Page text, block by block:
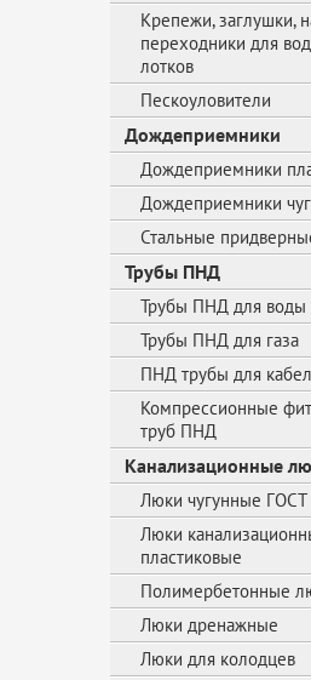
Крепежи, заглушки,
переходники для
лотков
Пескоуловители
Дождеприемники
Дождеприемники
Дождеприемники
Стальные
Трубы ПНД
Трубы ПНД для воды
Трубы ПНД для газа
ПНД трубы для
Компрессионные
труб ПНД
Канализационные
Люки чугунные
Люки
пластиковые
Полимербетонные
Люки дренажные
Люки для колодцев